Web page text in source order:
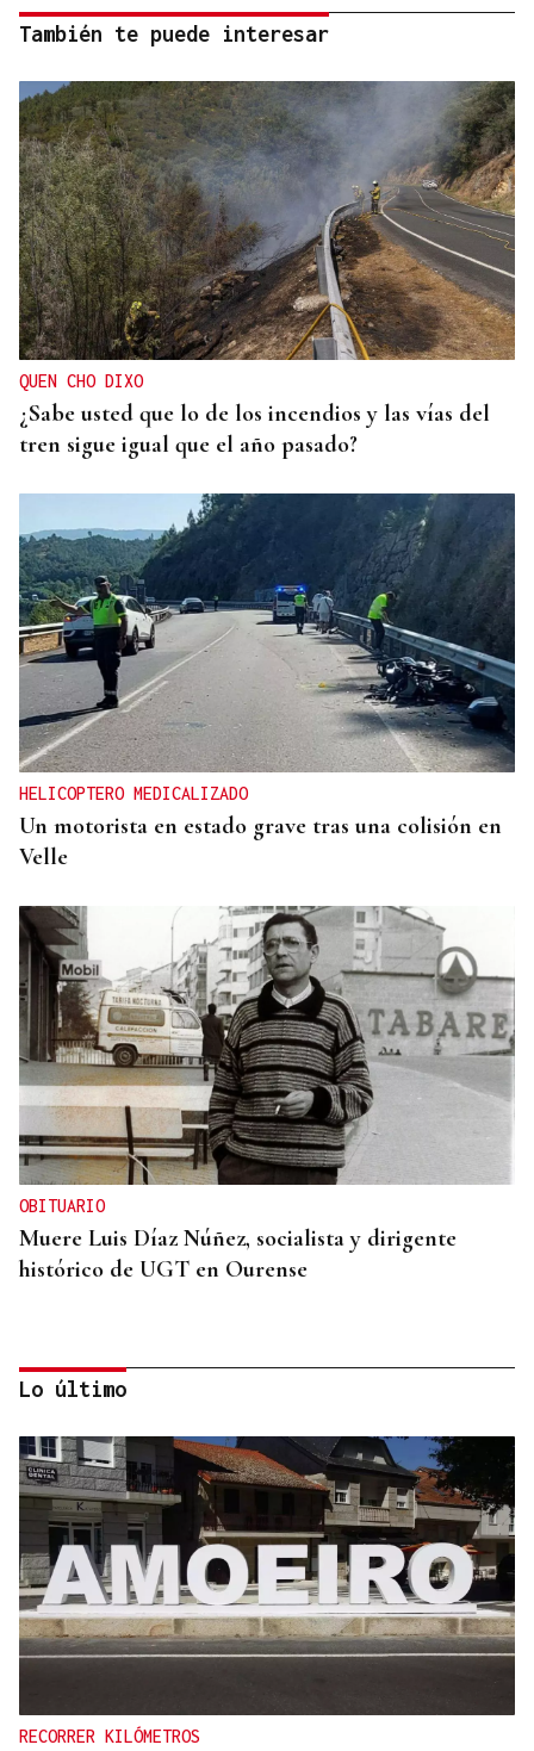
También te puede interesar
QUEN CHO DIXO
¿Sabe usted que lo de los incendios y las vías del
tren sigue igual que el año pasado?
HELICOPTERO MEDICALIZADO
Un motorista en estado grave tras una colisión en
Velle
OBITUARIO
Muere Luis Díaz Núñez, socialista y dirigente
histórico de UGT en Ourense
CANEDO
Un herido en la colisión entre dos coches en la
Lo último
RECORRER KILÓMETROS